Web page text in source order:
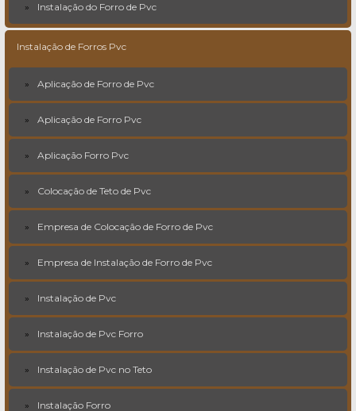
Instalação do Forro de Pvc
Instalação de Forros Pvc
Aplicação de Forro de Pvc
Aplicação de Forro Pvc
Aplicação Forro Pvc
Colocação de Teto de Pvc
Empresa de Colocação de Forro de Pvc
Empresa de Instalação de Forro de Pvc
Instalação de Pvc
Instalação de Pvc Forro
Instalação de Pvc no Teto
Instalação Forro